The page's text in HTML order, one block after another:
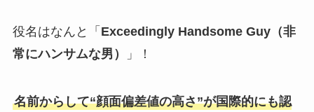
役名はなんと「 Exceedingly Handsome Guy（非
常にハンサムな男）
」！
名前からして“顔面偏差値の高さ”が国際的にも認